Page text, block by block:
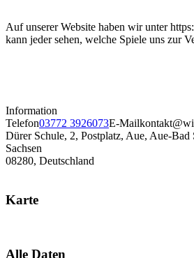
Auf unserer Website haben wir unter
kann jeder sehen, welche Spiele uns zur
Information
Telefon03772 3926073E-Mail
Dürer Schule, 2, Postplatz, Aue, Aue-Bad
Sachsen
08280, Deutschland
Karte
Alle Daten